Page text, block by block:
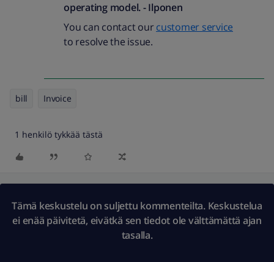
operating model. - Ilponen
You can contact our customer service
to resolve the issue.
bill Invoice
1 henkilö tykkää tästä
Tämä keskustelu on suljettu kommenteilta. Keskustelua
ei enää päivitetä, eivätkä sen tiedot ole välttämättä ajan
tasalla.